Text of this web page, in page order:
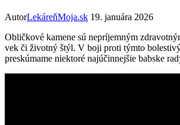
AutorLekáreňMoja.sk 19. januára 2026
Obličkové kamene sú nepríjemným
vek či životný štýl. V boji proti týmto
preskúmame niektoré najúčinnejšie babske